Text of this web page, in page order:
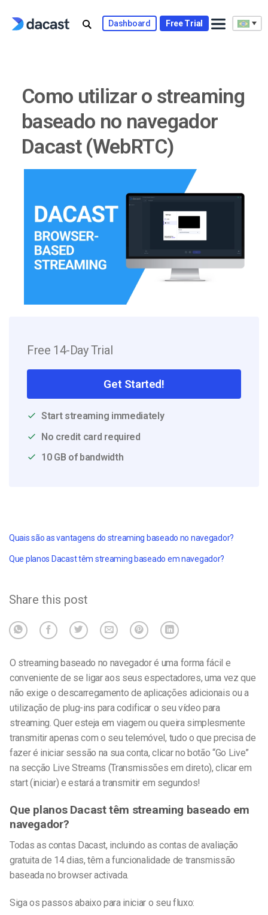
Dashboard Free Trial
Como utilizar o streaming
baseado no navegador
Dacast (WebRTC)
Free 14-Day Trial
Get Started!
Start streaming immediately
No credit card required
10 GB of bandwidth
Quais são as vantagens do streaming baseado no navegador?
Que planos Dacast têm streaming baseado em navegador?
Share this post
O streaming baseado no navegador é uma forma fácil e
conveniente de se ligar aos seus espectadores, uma vez que
não exige o descarregamento de aplicações adicionais ou a
utilização de plug-ins para codificar o seu vídeo para
streaming. Quer esteja em viagem ou queira simplesmente
transmitir apenas com o seu telemóvel, tudo o que precisa de
fazer é iniciar sessão na sua conta, clicar no botão “Go Live”
na secção Live Streams (Transmissões em direto), clicar em
start (iniciar) e estará a transmitir em segundos!
Que planos Dacast têm streaming baseado em
navegador?
Todas as contas Dacast, incluindo as contas de avaliação
gratuita de 14 dias, têm a funcionalidade de transmissão
baseada no browser activada.
Siga os passos abaixo para iniciar o seu fluxo: